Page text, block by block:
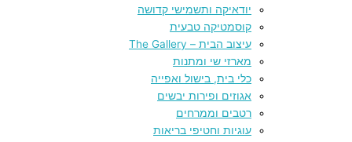
יודאיקה ותשמישי קדושה
קוסמטיקה טבעית
עיצוב הבית – The Gallery
מארזי שי ומתנות
כלי בית, בישול ואפייה
אגוזים ופירות יבשים
רטבים וממרחים
עוגיות וחטיפי בריאות